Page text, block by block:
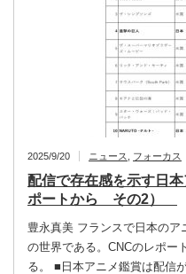
2025/9/20 ニュース フォーカス
配信で存在感を示す日
ポートから その2）
豊永真美 フランスで日本の
の世界である。CNCのレポー
る。 ■日本アニメ鑑賞は配信